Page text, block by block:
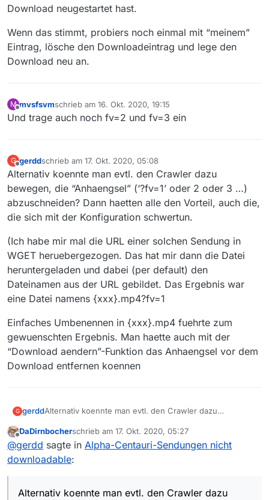
Download neugestartet hast.
Wenn das stimmt, probiers noch einmal mit “meinem”
Eintrag, lösche den Downloadeintrag und lege den
Download neu an.
M
Offline
mvsfsvmschrieb am 16. Okt. 2020, 19:15
zuletzt editiert von
Und trage auch noch fv=2 und fv=3 ein
G
Offline
gerddschrieb am 17. Okt. 2020, 05:08
zuletzt editiert von
Alternativ koennte man evtl. den Crawler dazu
bewegen, die “Anhaengsel” (‘?fv=1’ oder 2 oder 3 …)
abzuschneiden? Dann haetten alle den Vorteil, auch die,
die sich mit der Konfiguration schwertun.
(Ich habe mir mal die URL einer solchen Sendung in
WGET heruebergezogen. Das hat mir dann die Datei
heruntergeladen und dabei (per default) den
Dateinamen aus der URL gebildet. Das Ergebnis war
eine Datei namens {xxx}.mp4?fv=1
Einfaches Umbenennen in {xxx}.mp4 fuehrte zum
gewuenschten Ergebnis. Man haette auch mit der
“Download aendern”-Funktion das Anhaengsel vor dem
Download entfernen koennen
G gerddAlternativ koennte man evtl. den Crawler dazu
abzuschneiden? Dann haetten alle den Vorteil, auch die,
die sich mit der Konfiguration schwertun.
(Ich habe mir mal die URL einer solchen Sendung in
WGET heruebergezogen. Das hat mir dann die Datei
heruntergeladen und dabei (per default) den
Einfaches Umbenennen in {xxx}.mp4 fuehrte zum
Download entfernen koennen
Offline
DaDirnbocherschrieb am 17. Okt. 2020, 05:27
zuletzt editiert von
@gerdd sagte in Alpha-Centauri-Sendungen nicht
downloadable:
Alternativ koennte man evtl. den Crawler dazu